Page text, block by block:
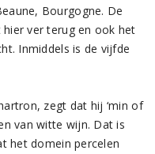
Bourgogne. De
ver terug en ook het
Inmiddels is de vijfde
zegt dat hij ‘min of
van witte wijn. Dat is
het domein percelen